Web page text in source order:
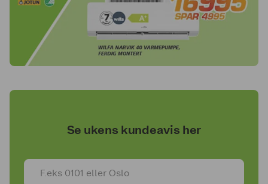
Se ukens kundeavis her